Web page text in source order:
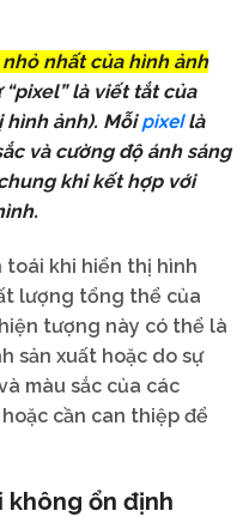
nhất của hình ảnh
là viết tắt của
hình ảnh). Mỗipixellà
và cường độ ánh sáng
khi kết hợp với
khi hiển thị hình
lượng tổng thể của
tượng này có thể là
sản xuất hoặc do sự
màu sắc của các
cần can thiệp để
không ổn định